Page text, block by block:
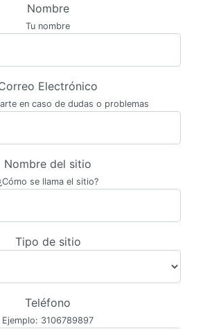
Nombre
Tu nombre
Electrónico
en caso de dudas o problemas
Nombre del sitio
se llama el sitio?
Tipo de sitio
Teléfono
Ejemplo: 3106789897